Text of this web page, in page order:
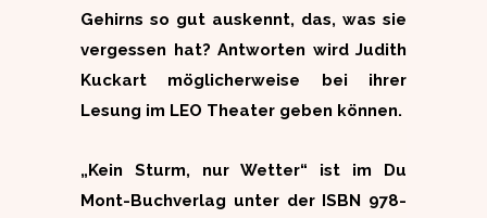
Gehirns so gut auskennt, das, was sie
vergessen hat? Antworten wird Judith
Kuckart möglicherweise bei ihrer
Lesung im LEO Theater geben können.
„Kein Sturm, nur Wetter“ ist im Du
Mont-Buchverlag unter der ISBN 978-